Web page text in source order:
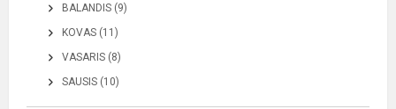
BALANDIS (9)
KOVAS (11)
VASARIS (8)
SAUSIS (10)